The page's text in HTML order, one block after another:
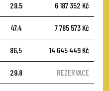
29,5 6 187 352 Kč
47,4 7 785 573 Kč
86,5 14 645 449 Kč
29,8 REZERVACE